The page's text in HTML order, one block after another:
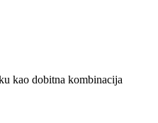
kao dobitna kombinacija